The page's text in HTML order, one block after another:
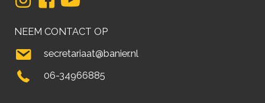
NEEM CONTACT OP
secretariaat@banier.nl
06-34966885